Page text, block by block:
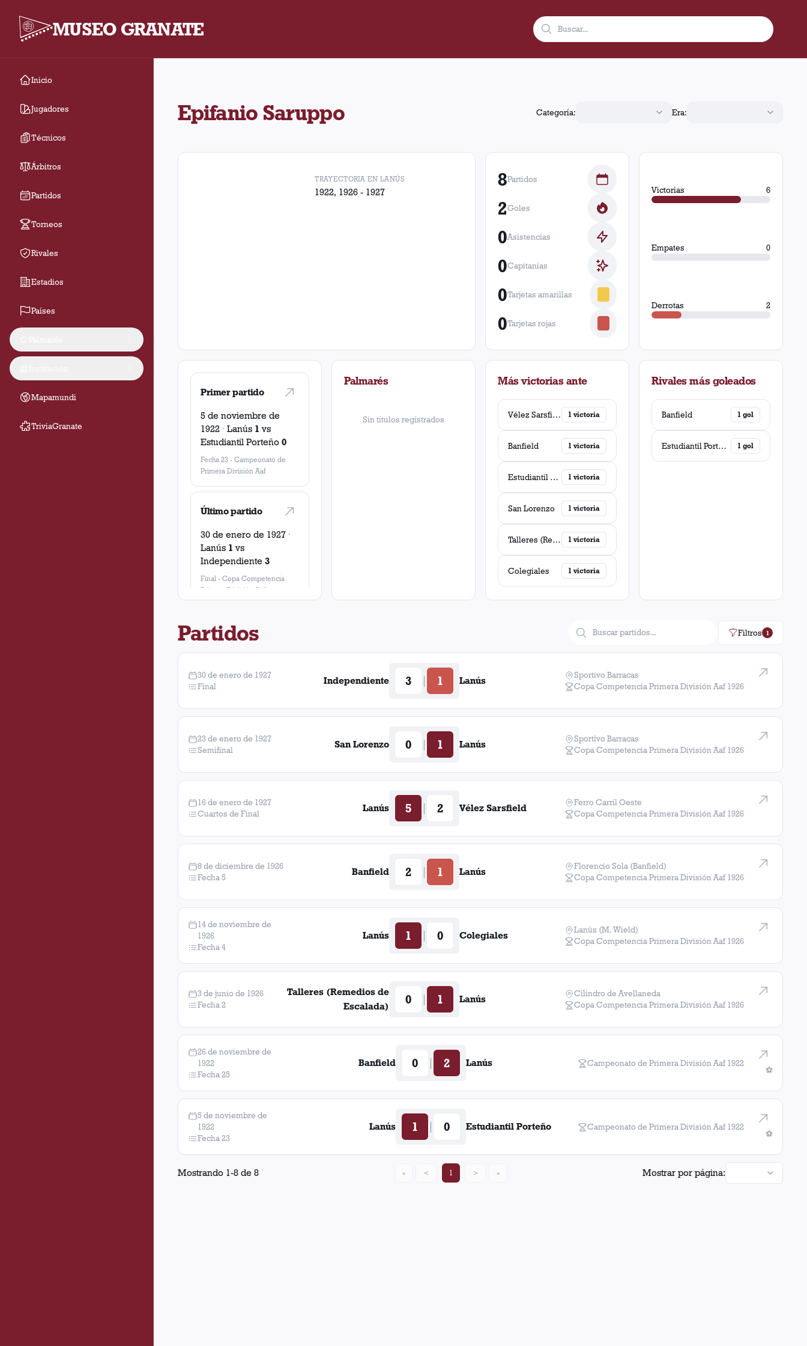
MUSEO GRANATE
Inicio
Jugadores
Técnicos
Árbitros
Partidos
Torneos
Rivales
Estadios
Países
Mapamundi
TriviaGranate
Epifanio Saruppo Categoría: Era:
TRAYECTORIA EN LANÚS
1922, 1926 - 1927
8Partidos
2Goles
0Asistencias
0Capitanías
0Tarjetas amarillas
0Tarjetas rojas
Victorias 6
Empates 0
Derrotas 2
Primer partido
5 de noviembre de
1922 · Lanús 1 vs
Estudiantil Porteño 0
Fecha 23 - Campeonato de
Primera División Aaf
Último partido
30 de enero de 1927 ·
Lanús 1 vs
Independiente 3
Final - Copa Competencia
Primera División Aaf
Palmarés
Sin títulos registrados
Más victorias ante
Vélez Sarsfield 1 victoria
Banfield 1 victoria
Estudiantil Porteño 1 victoria
San Lorenzo 1 victoria
Talleres (Remedios de Escalada) 1 victoria
Colegiales 1 victoria
Rivales más goleados
Banfield 1 gol
Estudiantil Porteño 1 gol
Partidos Filtros 1
30 de enero de 1927
Final
Independiente 3 1 Lanús
Sportivo Barracas
Copa Competencia Primera División Aaf 1926
23 de enero de 1927
Semifinal
San Lorenzo 0 1 Lanús
Sportivo Barracas
Copa Competencia Primera División Aaf 1926
16 de enero de 1927
Cuartos de Final
Lanús 5 2 Vélez Sarsfield
Ferro Carril Oeste
Copa Competencia Primera División Aaf 1926
8 de diciembre de 1926
Fecha 5
Banfield 2 1 Lanús
Florencio Sola (Banfield)
Copa Competencia Primera División Aaf 1926
14 de noviembre de
1926
Fecha 4
Lanús 1 0 Colegiales
Lanús (M. Wield)
Copa Competencia Primera División Aaf 1926
3 de junio de 1926
Fecha 2
Talleres (Remedios de
Escalada)
0 1 Lanús
Cilindro de Avellaneda
Copa Competencia Primera División Aaf 1926
⚽
26 de noviembre de
1922
Fecha 25
Banfield 0 2 Lanús Campeonato de Primera División Aaf 1922
⚽
5 de noviembre de
1922
Fecha 23
Lanús 1 0 Estudiantil Porteño Campeonato de Primera División Aaf 1922
Mostrando 1-8 de 8 « < 1 > » Mostrar por página: